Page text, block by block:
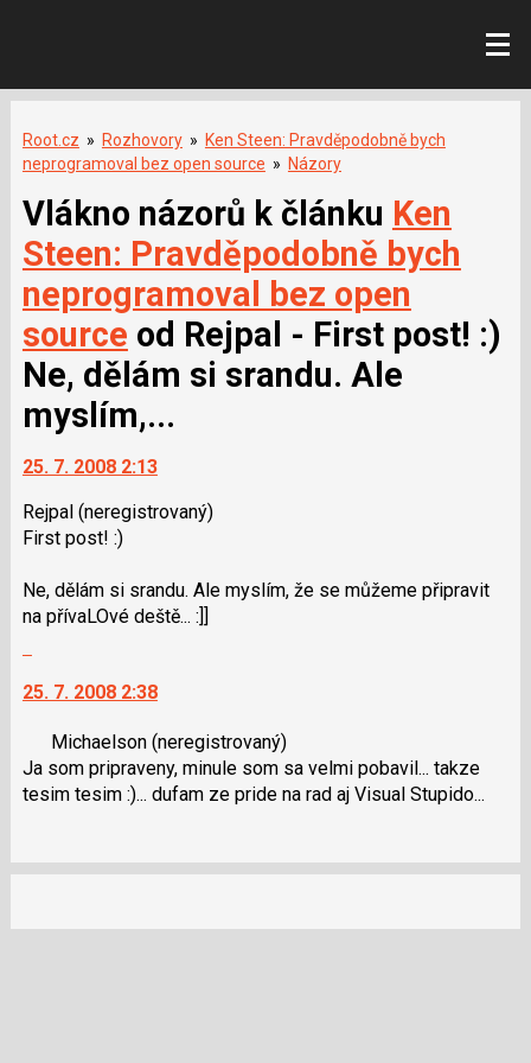
Root.cz » Rozhovory » Ken Steen: Pravděpodobně bych
neprogramoval bez open source » Názory
Vlákno názorů k článku Ken
Steen: Pravděpodobně bych
neprogramoval bez open
source od Rejpal - First post! :)
Ne, dělám si srandu. Ale
myslím,...
25. 7. 2008 2:13
Rejpal (neregistrovaný)
First post! :)
Ne, dělám si srandu. Ale myslím, že se můžeme připravit
na přívaLOvé deště... :]]
další
názor.
K
navigaci
i
N
25. 7. 2008 2:38
Michaelson (neregistrovaný)
Ja som pripraveny, minule som sa velmi pobavil... takze
tesim tesim :)... dufam ze pride na rad aj Visual Stupido...